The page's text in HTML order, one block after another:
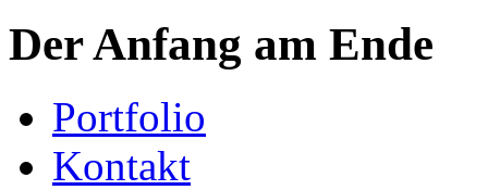
Der Anfang am Ende
Portfolio
Kontakt